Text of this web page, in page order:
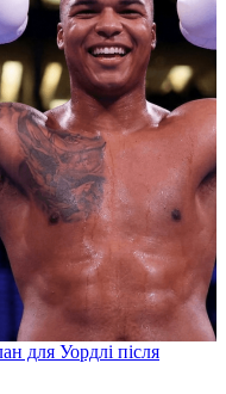
для Уордлі після